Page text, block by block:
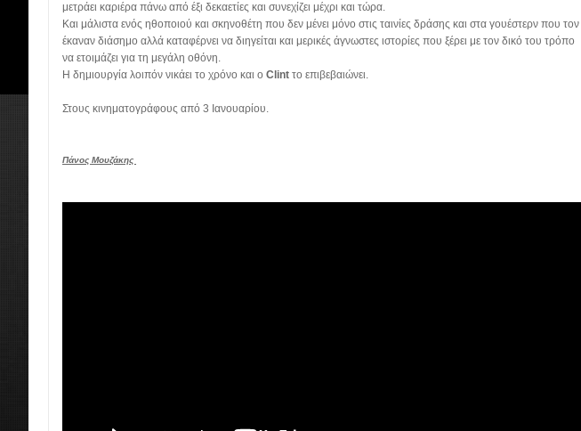
μετράει καριέρα πάνω από έξι δεκαετίες και συνεχίζει μέχρι και τώρα.
Και μάλιστα ενός ηθοποιού και σκηνοθέτη που δεν μένει μόνο στις ταινίες δράσης και στα γουέστερν που τον
έκαναν διάσημο αλλά καταφέρνει να διηγείται και μερικές άγνωστες ιστορίες που ξέρει με τον δικό του τρόπο
να ετοιμάζει για τη μεγάλη οθόνη.
Η δημιουργία λοιπόν νικάει το χρόνο και ο Clint το επιβεβαιώνει.
Στους κινηματογράφους από 3 Ιανουαρίου.
Πάνος Μουζάκης